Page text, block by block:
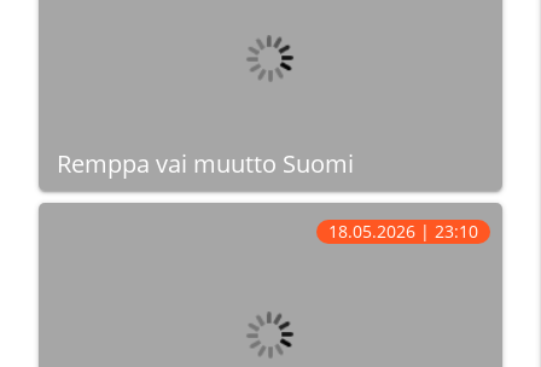
Remppa vai muutto Suomi
18.05.2026 | 23:10